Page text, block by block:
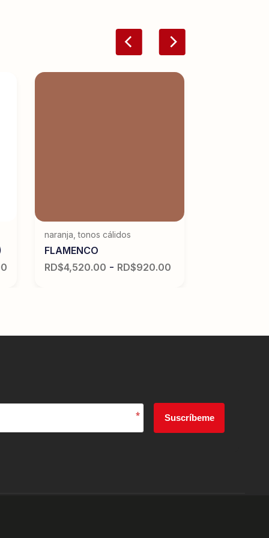
naranja ,tonos cálidos
FLAMENCO
RD$4,520.00 - RD$920.00
* Suscríbeme